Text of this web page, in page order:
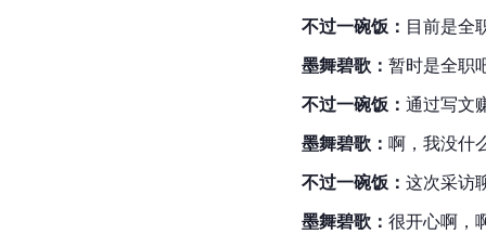
不过一碗饭： 目前是全
墨舞碧歌： 暂时是全职
不过一碗饭： 通过写文
墨舞碧歌： 啊，我没什
不过一碗饭： 这次采访
墨舞碧歌： 很开心啊，